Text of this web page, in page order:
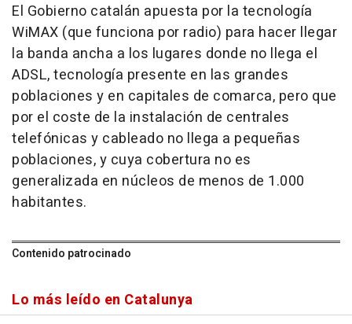
El Gobierno catalán apuesta por la tecnología
WiMAX (que funciona por radio) para hacer llegar
la banda ancha a los lugares donde no llega el
ADSL, tecnología presente en las grandes
poblaciones y en capitales de comarca, pero que
por el coste de la instalación de centrales
telefónicas y cableado no llega a pequeñas
poblaciones, y cuya cobertura no es
generalizada en núcleos de menos de 1.000
habitantes.
Contenido patrocinado
Lo más leído en Catalunya